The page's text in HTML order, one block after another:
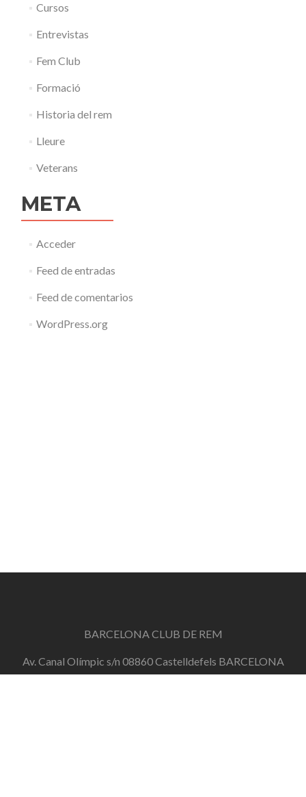
Cursos
Entrevistas
Fem Club
Formació
Historia del rem
Lleure
Veterans
META
Acceder
Feed de entradas
Feed de comentarios
WordPress.org
BARCELONA CLUB DE REM
Av. Canal Olímpic s/n 08860 Castelldefels BARCELONA